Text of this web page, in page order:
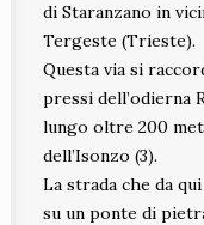
di Staranzano in
Tergeste (Trieste).
Questa via si
pressi dell’odierna
lungo oltre 200
dell’Isonzo (3).
La strada che da
su un ponte di